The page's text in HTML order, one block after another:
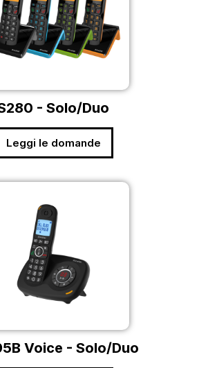
- Solo/Duo
Leggi le domande
Voice - Solo/Duo